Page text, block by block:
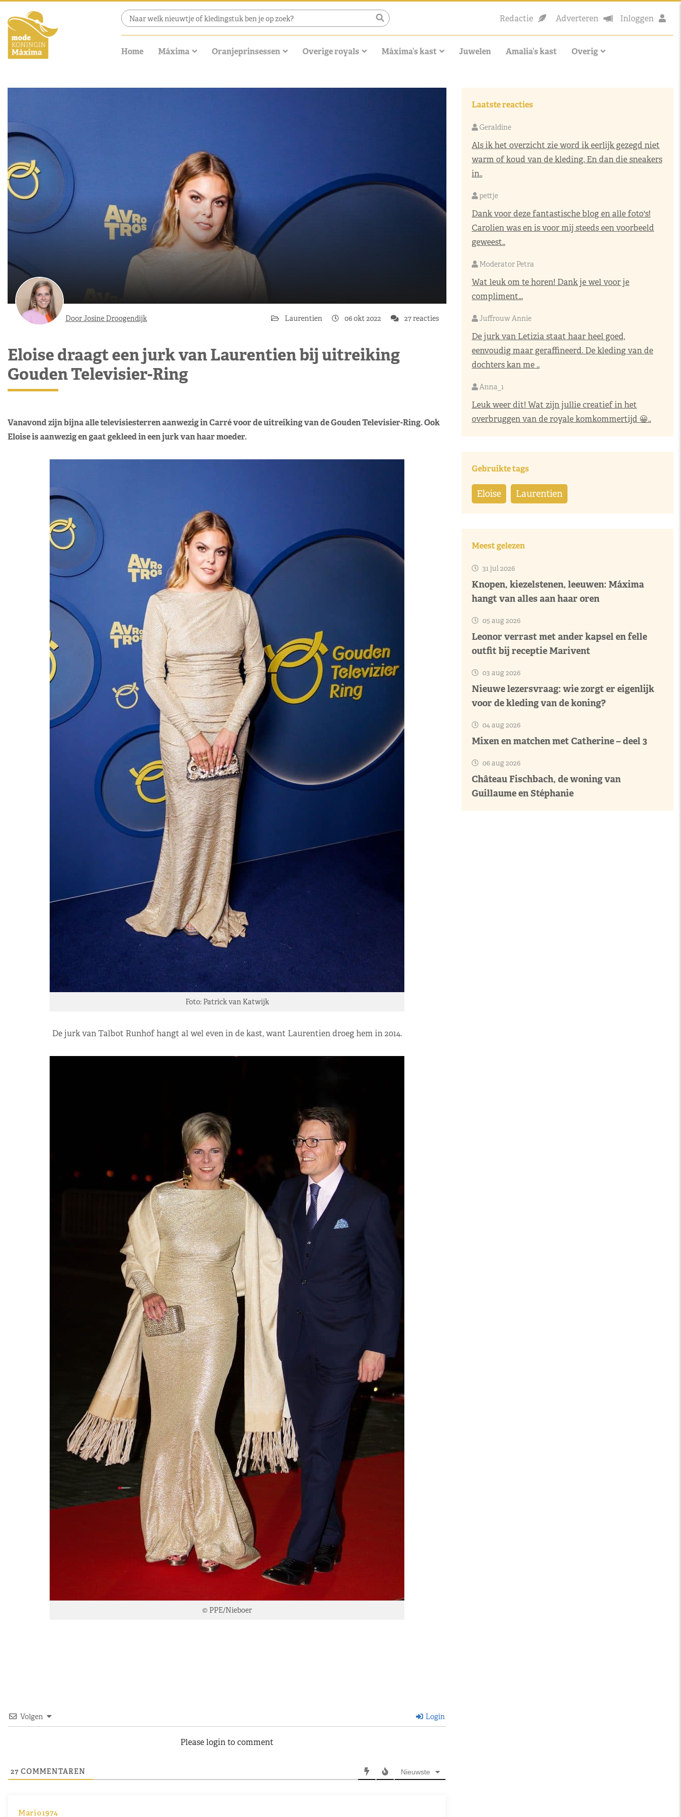
Redactie Adverteren Inloggen
Home Máxima Oranjeprinsessen Overige royals Máxima’s kast Juwelen Amalia’s kast Overig
Door Josine Droogendijk Laurentien 06 okt 2022 27 reacties
Eloise draagt een jurk van Laurentien bij uitreiking
Gouden Televisier-Ring
Vanavond zijn bijna alle televisiesterren aanwezig in Carré voor de uitreiking van de Gouden Televisier-Ring. Ook
Eloise is aanwezig en gaat gekleed in een jurk van haar moeder.
Foto: Patrick van Katwijk
De jurk van Talbot Runhof hangt al wel even in de kast, want Laurentien droeg hem in 2014.
© PPE/Nieboer
Volgen Login
Please login to comment
27 COMMENTAREN Nieuwste
Mario1974
Laatste reacties
Geraldine
Als ik het overzicht zie word ik eerlijk gezegd niet
warm of koud van de kleding. En dan die sneakers
in..
pettje
Dank voor deze fantastische blog en alle foto's!
Carolien was en is voor mij steeds een voorbeeld
geweest..
Moderator Petra
Wat leuk om te horen! Dank je wel voor je
compliment...
Juffrouw Annie
De jurk van Letizia staat haar heel goed,
eenvoudig maar geraffineerd. De kleding van de
dochters kan me ..
Anna_1
Leuk weer dit! Wat zijn jullie creatief in het
overbruggen van de royale komkommertijd 😀..
Gebruikte tags
Eloise Laurentien
Meest gelezen
31 jul 2026
Knopen, kiezelstenen, leeuwen: Máxima
hangt van alles aan haar oren
05 aug 2026
Leonor verrast met ander kapsel en felle
outfit bij receptie Marivent
03 aug 2026
Nieuwe lezersvraag: wie zorgt er eigenlijk
voor de kleding van de koning?
04 aug 2026
Mixen en matchen met Catherine – deel 3
06 aug 2026
Château Fischbach, de woning van
Guillaume en Stéphanie